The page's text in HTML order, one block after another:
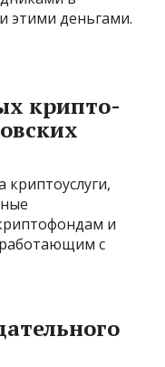
этими деньгами.
крипто-
и
с